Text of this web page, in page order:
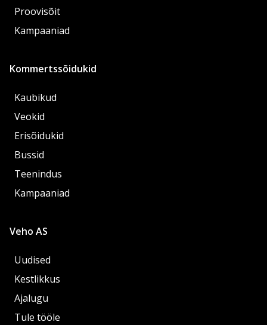
Proovisõit
Kampaaniad
Kommertssõidukid
Kaubikud
Veokid
Erisõidukid
Bussid
Teenindus
Kampaaniad
Veho AS
Uudised
Kestlikkus
Ajalugu
Tule tööle